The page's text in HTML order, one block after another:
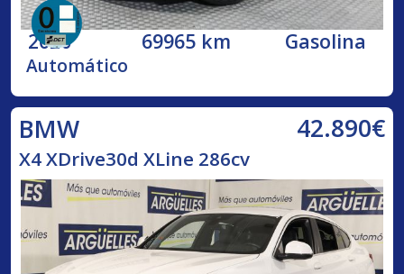
2020 69965 km Gasolina
Automático
BMW 42.890€
X4 XDrive30d XLine 286cv